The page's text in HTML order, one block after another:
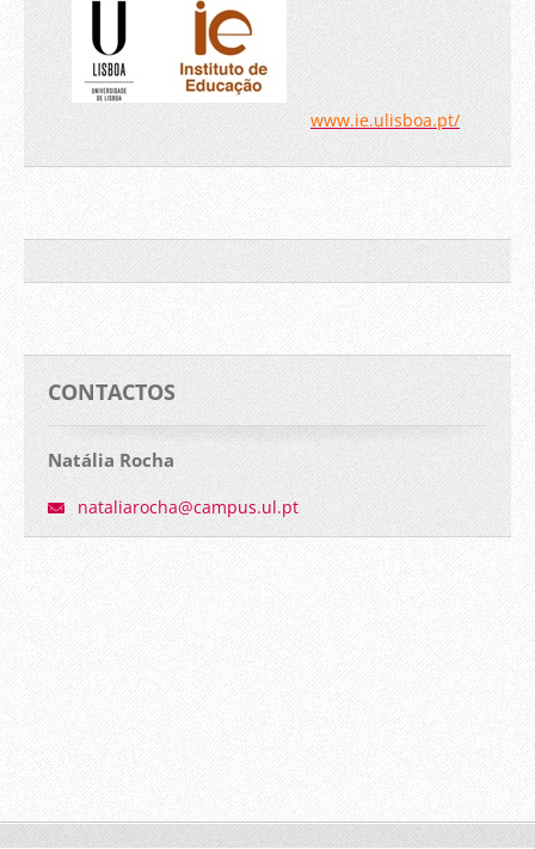
www.ie.ulisboa.pt/
CONTACTOS
Natália Rocha
nataliarocha@campus.ul.pt